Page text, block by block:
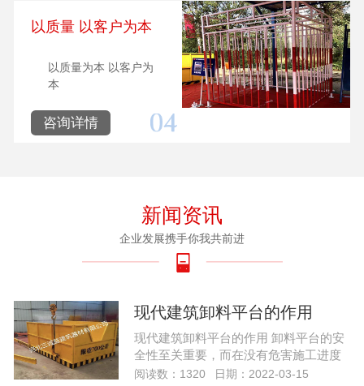
以质量 以客户为本
以质量为本 以客户为
本
咨询详情
新闻资讯
企业发展携手你我共前进
现代建筑卸料平台的作用
现代建筑卸料平台的作用 卸料平台的安
全性至关重要，而在没有危害施工进度
并确...
阅读数：1320 日期：2022-03-15